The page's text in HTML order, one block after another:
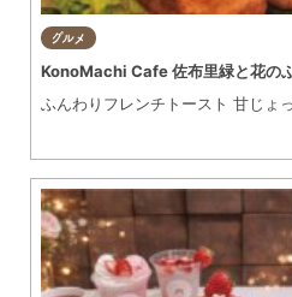
グルメ
KonoMachi Cafe 佐布里緑と花の
ふんわりフレンチトースト 甘じょ